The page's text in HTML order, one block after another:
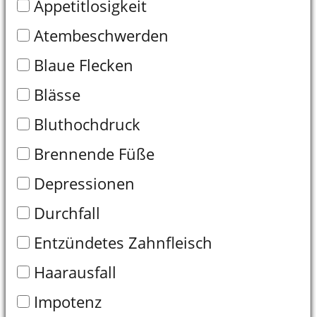
Kopfschmerzen
Kreislaufprobleme
Lichtempfindlichkeit
Muskelschmerzen
Müdigkeit
Nachtblindheit
Niedriger Blutdruck
Schlafstörungen
Sehstörungen
Trockene Haut
Übelkeit
Verdauungsbeschwerden
Vergesslichkeit